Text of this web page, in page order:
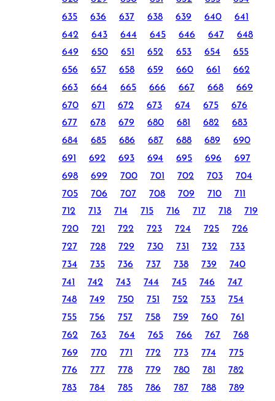
635
636 637 638 639 640
641
642
643 644 645 646 647
648
649
650 651 652 653 654
655
656
657 658 659 660 661
662
663
664 665 666 667 668
669
670
671 672 673 674 675
676
677
678 679 680 681 682
683
684
685 686 687 688 689
690
691
692 693 694 695 696
697
698
699 700 701 702 703
704
705
706 707 708 709 710
711
712
713 714 715 716 717 718
719
720
721 722 723 724 725
726
727
728 729 730 731 732
733
734
735 736 737 738 739
740
741
742 743 744 745 746
747
748
749 750 751 752 753
754
755
756 757 758 759 760
761
762
763 764 765 766 767
768
769
770 771 772 773 774
775
776
777 778 779 780 781
782
783
784 785 786 787 788
789